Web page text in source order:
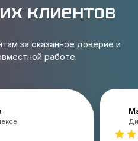
клиентов
за оказанное доверие и
работе.